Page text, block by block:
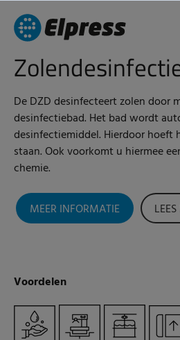
De DZD desinfecteert zolen door
desinfectiebad. Het bad wordt
desinfectiemiddel. Hierdoor
staan. Ook voorkomt u hiermee
chemie.
MEER INFORMATIE
Voordelen